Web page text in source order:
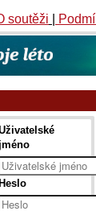
soutěži
jméno
Heslo